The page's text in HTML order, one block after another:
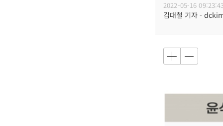
2022-05-16
김대철 기자 -